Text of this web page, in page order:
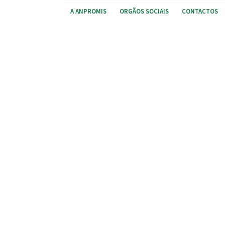
A ANPROMIS ORGÃOS SOCIAIS CONTACTOS